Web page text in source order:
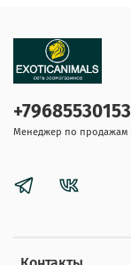
+79685530153
Менеджер по продажам